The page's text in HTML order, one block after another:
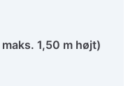
1,50 m højt)